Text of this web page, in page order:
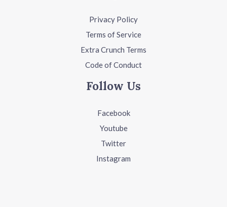
Privacy Policy
Terms of Service
Extra Crunch Terms
Code of Conduct
Follow Us
Facebook
Youtube
Twitter
Instagram